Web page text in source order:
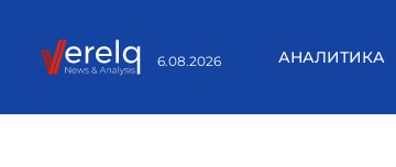
6.08.2026 АНАЛИТИКА